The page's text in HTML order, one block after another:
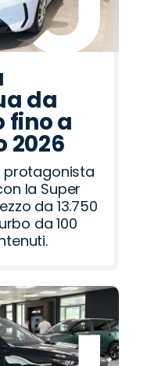
da
fino a
2026
protagonista
la Super
da 13.750
da 100